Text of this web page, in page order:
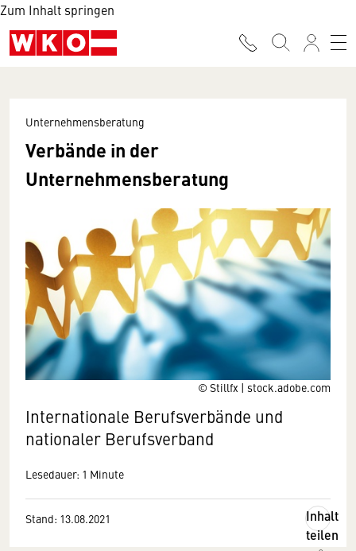
Zum Inhalt springen
© Stillfx | stock.adobe.com
Unternehmensberatung
Verbände in der
Unternehmensberatung
Internationale Berufsverbände und
nationaler Berufsverband
Lesedauer: 1 Minute
Stand: 13.08.2021
Inhalt
teilen